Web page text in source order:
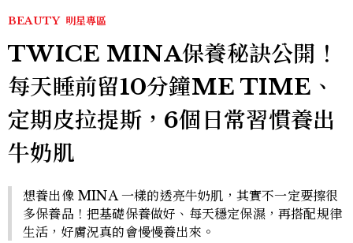
BEAUTY 明星專區
TWICE MINA保養秘訣公開！
每天睡前留10分鐘ME TIME、
定期皮拉提斯，6個日常習慣養出
牛奶肌
想養出像 MINA 一樣的透亮牛奶肌，其實不一定要擦很
多保養品！把基礎保養做好、每天穩定保濕，再搭配規律
生活，好膚況真的會慢慢養出來。